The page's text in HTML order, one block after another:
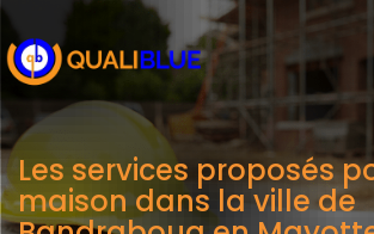
Les services proposés
maison dans la ville de